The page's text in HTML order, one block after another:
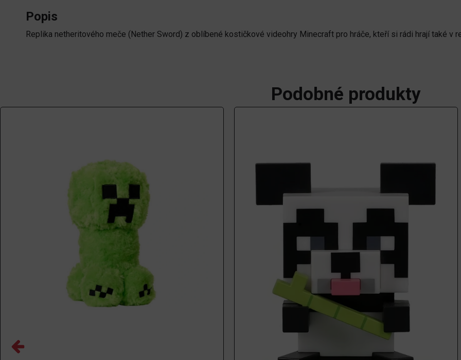
Popis
Replika netheritového meče (Nether Sword) z oblíbené kostičkové videohry Minecraft pro hráče, kteří si rádi hrají také v
Podobné produkty